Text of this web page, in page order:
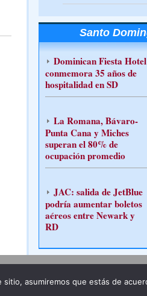
Santo
Dominican Fiesta Hotel
conmemora 35 años de
hospitalidad en SD
La Romana, Bávaro-
Punta Cana y Miches
superan el 80% de
ocupación promedio
JAC: salida de JetBlue
podría aumentar boletos
aéreos entre Newark y
RD
asumiremos que estás de